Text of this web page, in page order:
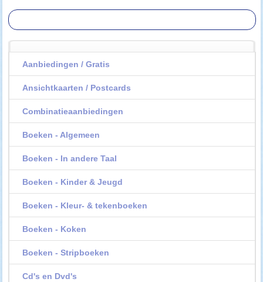
Aanbiedingen / Gratis
Ansichtkaarten / Postcards
Combinatieaanbiedingen
Boeken - Algemeen
Boeken - In andere Taal
Boeken - Kinder & Jeugd
Boeken - Kleur- & tekenboeken
Boeken - Koken
Boeken - Stripboeken
Cd's en Dvd's